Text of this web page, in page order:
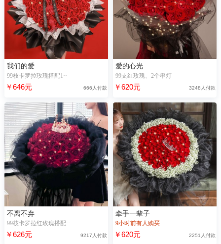
我们的爱
99枝卡罗拉玫瑰搭配1··
￥646元 666人付款
爱的心光
99支红玫瑰、2个串灯
￥620元 3248人付款
不离不弃
99枝卡罗拉红玫瑰搭配··
￥626元 9217人付款
牵手一辈子
9小时前有人购买
￥620元 2251人付款